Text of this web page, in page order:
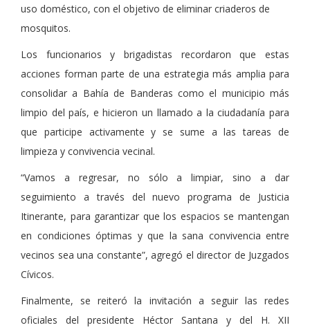
uso doméstico, con el objetivo de eliminar criaderos de
mosquitos.
Los funcionarios y brigadistas recordaron que estas
acciones forman parte de una estrategia más amplia para
consolidar a Bahía de Banderas como el municipio más
limpio del país, e hicieron un llamado a la ciudadanía para
que participe activamente y se sume a las tareas de
limpieza y convivencia vecinal.
“Vamos a regresar, no sólo a limpiar, sino a dar
seguimiento a través del nuevo programa de Justicia
Itinerante, para garantizar que los espacios se mantengan
en condiciones óptimas y que la sana convivencia entre
vecinos sea una constante”, agregó el director de Juzgados
Cívicos.
Finalmente, se reiteró la invitación a seguir las redes
oficiales del presidente Héctor Santana y del H. XII